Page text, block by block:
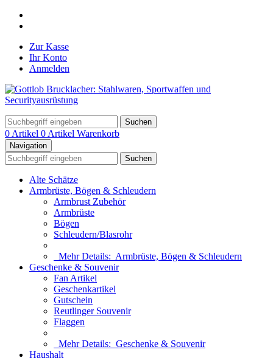
Zur Kasse
Ihr Konto
Anmelden
Suchen
0 Artikel 0 Artikel Warenkorb
Navigation
Suchen
Alte Schätze
Armbrüste, Bögen & Schleudern
Armbrust Zubehör
Armbrüste
Bögen
Schleudern/Blasrohr
Mehr Details: Armbrüste, Bögen & Schleudern
Geschenke & Souvenir
Fan Artikel
Geschenkartikel
Gutschein
Reutlinger Souvenir
Flaggen
Mehr Details: Geschenke & Souvenir
Haushalt